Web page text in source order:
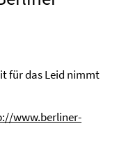
für das Leid nimmt
www.berliner-